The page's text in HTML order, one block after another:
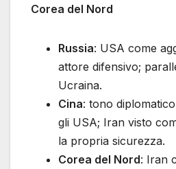
Corea del Nord
Russia: USA come
attore difensivo;
Ucraina.
Cina: tono
gli USA; Iran visto
la propria sicurezza.
Corea del Nord: Iran